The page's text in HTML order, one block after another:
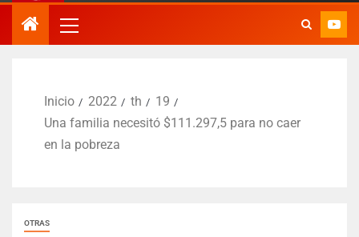
Inicio 2022 th
19
Una familia necesitó $111.297,5 para no caer
en la pobreza
OTRAS